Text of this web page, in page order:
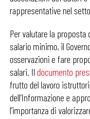
rappresentative nel
Per valutare la
salario minimo, il
osservazioni e fare
salari. Il documento
frutto del lavoro
dell’Informazione e
l’importanza di